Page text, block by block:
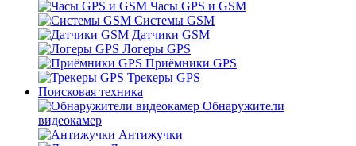
Часы GPS и GSM
Системы GSM
Датчики GSM
Логеры GPS
Приёмники GPS
Трекеры GPS
Поисковая техника
Обнаружители
видеокамер
Антижучки